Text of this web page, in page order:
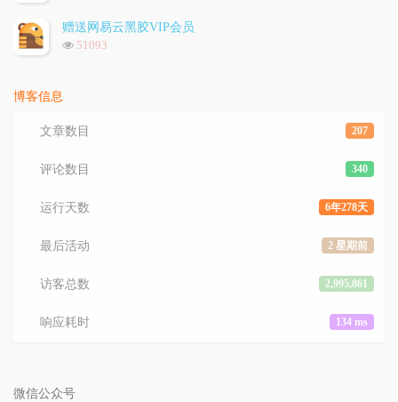
次
数:
赠送网易云黑胶VIP会员
浏
51093
博客信息
207
文章数目
340
评论数目
6年278天
运行天数
2 星期前
最后活动
2,995,861
访客总数
134 ms
响应耗时
微信公众号